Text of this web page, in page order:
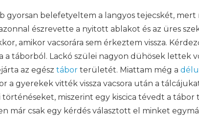
gyorsan belefetyeltem a langyos tejecskét, mert
észrevette a nyitott ablakot és az üres
amikor vacsorára sem érkeztem vissza.
táborból. Lackó szülei nagyon dühösek lettek
az egész tábor területét. Miattam még a
a gyerekek vitték vissza vacsora után a
miszerint egy kiscica tévedt a
már csak egy kérdés választott el minket